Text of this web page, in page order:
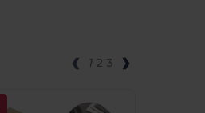
1 2 3